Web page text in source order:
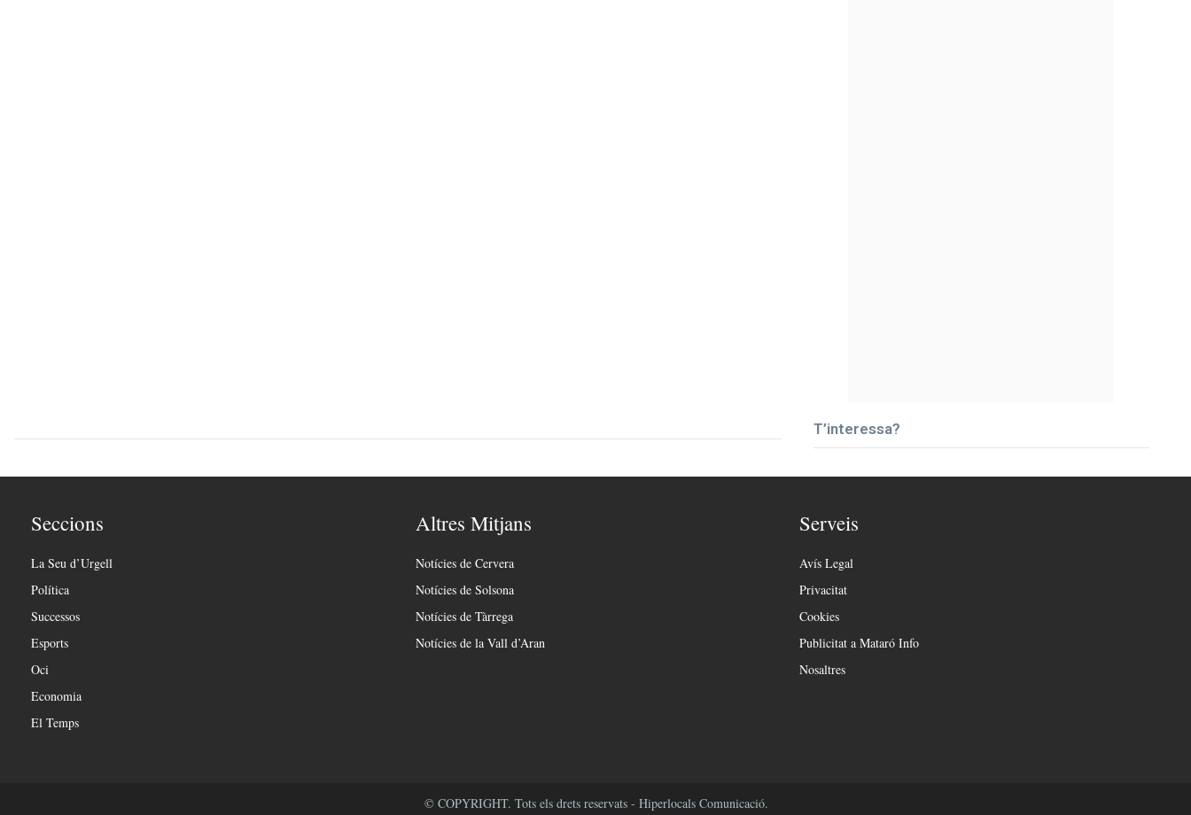
T’interessa?
Seccions
La Seu d’Urgell
Política
Successos
Esports
Oci
Economia
El Temps
Altres Mitjans
Notícies de Cervera
Notícies de Solsona
Notícies de Tàrrega
Notícies de la Vall d’Aran
Serveis
Avís Legal
Privacitat
Cookies
Publicitat a Mataró Info
Nosaltres
© COPYRIGHT. Tots els drets reservats - Hiperlocals Comunicació.